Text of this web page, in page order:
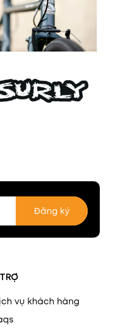
Đăng ký
vụ khách hàng